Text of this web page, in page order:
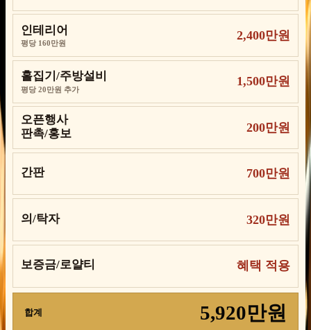
인테리어
평당 160만원
2,400만원
홀집기/주방설비
평당 20만원 추가
1,500만원
오픈행사
판촉/홍보
200만원
간판 700만원
의/탁자 320만원
보증금/로얄티 혜택 적용
합계 5,920만원